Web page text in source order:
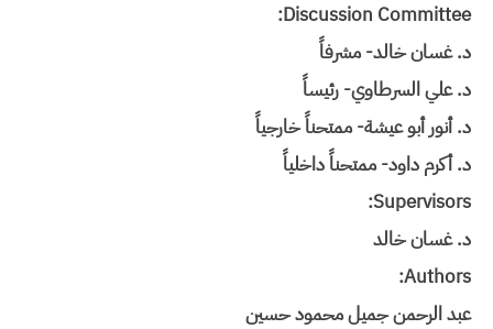
Discussion Committee:
د. غسان خالد- مشرفاً
د. علي السرطاوي- رئيساً
د. أنور أبو عيشة- ممتحناً خارجياً
د. أكرم داود- ممتحناً داخلياً
Supervisors:
د. غسان خالد
Authors:
عبد الرحمن جميل محمود حسين